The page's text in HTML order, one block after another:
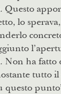
Questo
lo
Non ha fatto
tutto il
questo